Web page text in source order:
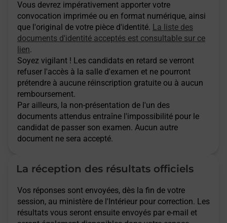
Vous devrez impérativement apporter votre
convocation imprimée ou en format numérique, ainsi
que l'original de votre pièce d'identité. La liste des
documents d'identité acceptés est consultable sur ce
lien.
Soyez vigilant ! Les candidats en retard se verront
refuser l'accès à la salle d'examen et ne pourront
prétendre à aucune réinscription gratuite ou à aucun
remboursement.
Par ailleurs, la non-présentation de l'un des
documents attendus entraîne l'impossibilité pour le
candidat de passer son examen. Aucun autre
document ne sera accepté.
La réception des résultats officiels
Vos réponses sont envoyées, dès la fin de votre
session, au ministère de l'Intérieur pour correction. Les
résultats vous seront ensuite envoyés par e-mail et